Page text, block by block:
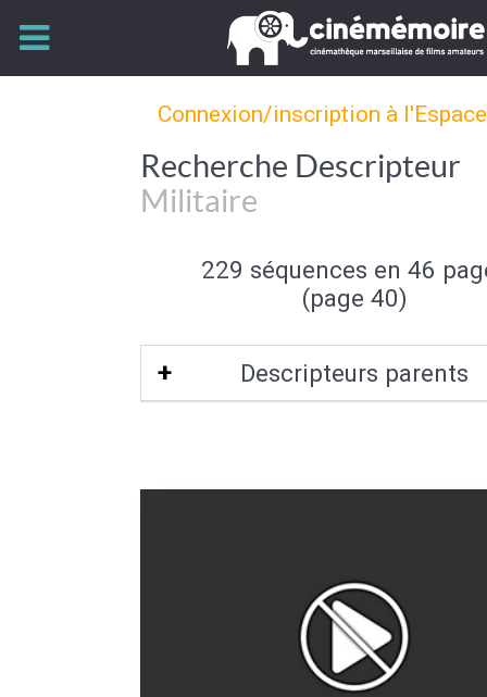
Connexion/inscription à
Recherche Descripteur
Militaire
229 séquences en 46
(page 40)
Descripteurs parents